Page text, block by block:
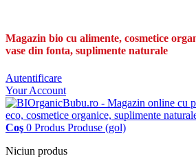
Magazin bio cu alimente, cosmetice
vase din fonta, suplimente naturale
Autentificare
Your Account
Coş 0 Produs Produse (gol)
Niciun produs